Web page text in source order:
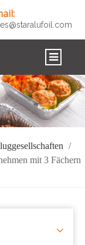
/
mit 3 Fächern